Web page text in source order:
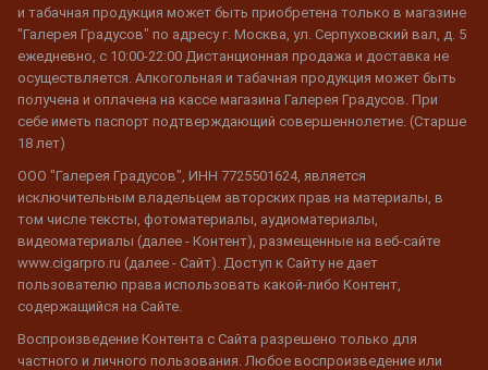
и табачная продукция может быть приобретена только в магазине
"Галерея Градусов" по адресу г. Москва, ул. Серпуховский вал, д. 5
ежедневно, с 10:00-22:00 Дистанционная продажа и доставка не
осуществляется. Алкогольная и табачная продукция может быть
получена и оплачена на кассе магазина Галерея Градусов. При
себе иметь паспорт подтверждающий совершеннолетие. (Старше
18 лет)
ООО "Галерея Градусов", ИНН 7725501624, является
исключительным владельцем авторских прав на материалы, в
том числе тексты, фотоматериалы, аудиоматериалы,
видеоматериалы (далее - Контент), размещенные на веб-сайте
www.cigarpro.ru (далее - Сайт). Доступ к Сайту не дает
пользователю права использовать какой-либо Контент,
содержащийся на Сайте.
Воспроизведение Контента с Сайта разрешено только для
частного и личного пользования. Любое воспроизведение или